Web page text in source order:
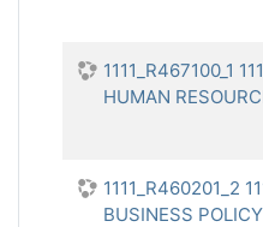
1111_R467100_1
HUMAN
1111_R460201_2
BUSINESS